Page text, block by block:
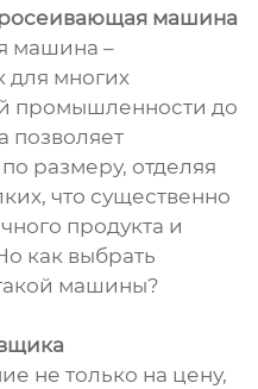
машина
машина –
многих
промышленности до
позволяет
размеру, отделяя
что существенно
продукта и
как выбрать
машины?
не только на цену,